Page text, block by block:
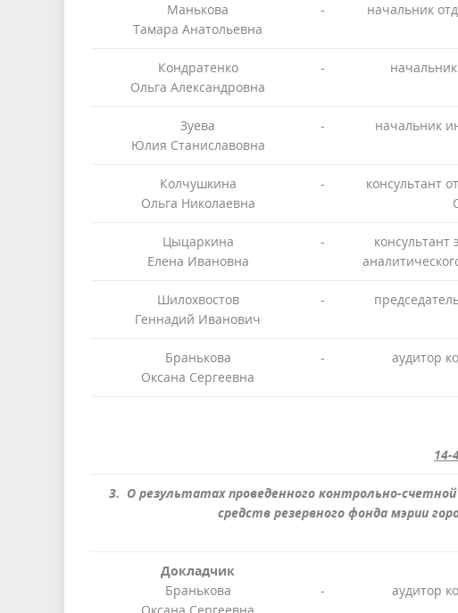
Манькова
Тамара Анатольевна
-
начальник
Кондратенко
Ольга Александровна
-
Зуева
Юлия Станиславовна
-
начальник
Колчушкина
Ольга Николаевна
-
консультант
Цыцаркина
Елена Ивановна
-
Шилохвостов
Геннадий Иванович
-
Бранькова
Оксана Сергеевна
- аудитор
14-
3. О результатах проведенного контрольно-счетной
средств резервного фонда мэрии
Докладчик
Бранькова
- аудитор